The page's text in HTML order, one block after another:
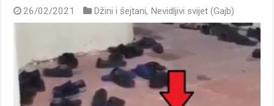
26/02/2021 Džini i šejtani, Nevidljivi svijet (Gajb)